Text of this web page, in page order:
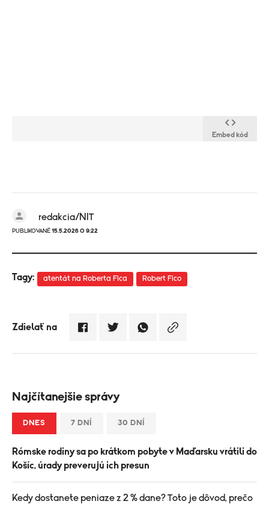
Embed kód
redakcia/NIT
PUBLIKOVANÉ 15.5.2026 O 9:22
Tagy: atentát na Roberta Fica Robert Fico
Zdielať na
Najčítanejšie správy
DNES 7 DNÍ 30 DNÍ
Rómske rodiny sa po krátkom pobyte v Maďarsku vrátili do
Košíc, úrady preverujú ich presun
Kedy dostanete peniaze z 2 % dane? Toto je dôvod, prečo